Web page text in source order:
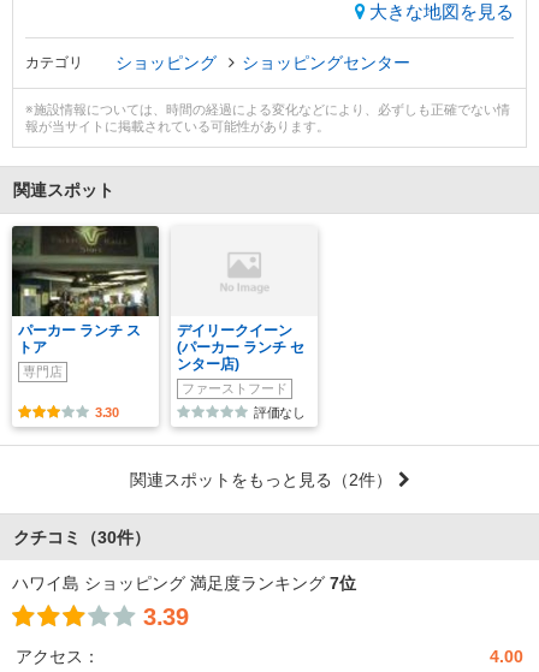
大きな地図を見る
カテゴリ ショッピング ショッピングセンター
※施設情報については、時間の経過による変化などにより、必ずしも正確でない情
報が当サイトに掲載されている可能性があります。
関連スポット
パーカー ランチ ス
トア
専門店
3.30
デイリークイーン
(パーカー ランチ セ
ンター店)
ファーストフード
評価なし
関連スポットをもっと見る （2件）
クチコミ （30件）
ハワイ島 ショッピング 満足度ランキング 7位
3.39
アクセス：
4.00